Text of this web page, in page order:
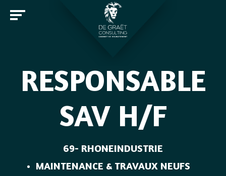
Rejoindre De Graët Consulting
RESPONSABLE
SAV H/F
69- RHONEINDUSTRIE
MAINTENANCE & TRAVAUX NEUFS